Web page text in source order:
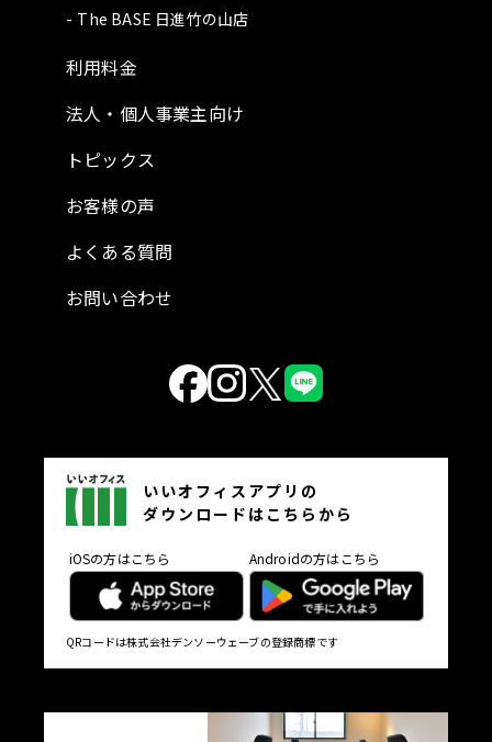
The BASE 日進竹の山店
利用料金
法人・個人事業主向け
トピックス
お客様の声
よくある質問
お問い合わせ
いいオフィスアプリの
ダウンロードはこちらから
iOSの方はこちら Androidの方はこちら
QRコードは株式会社デンソーウェーブの登録商標です